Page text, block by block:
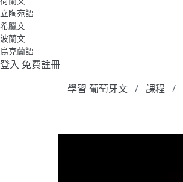
立陶宛語
希臘文
波蘭文
烏克蘭語
登入 免費註冊
學習 葡萄牙文
課程